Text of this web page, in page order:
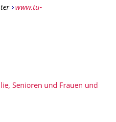
www.tu-
Senioren und Frauen und